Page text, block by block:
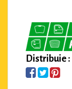
Distribuie :